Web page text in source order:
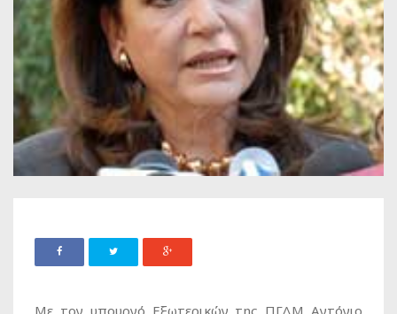
Με τον υπουργό Εξωτερικών της ΠΓΔΜ Αντόνιο